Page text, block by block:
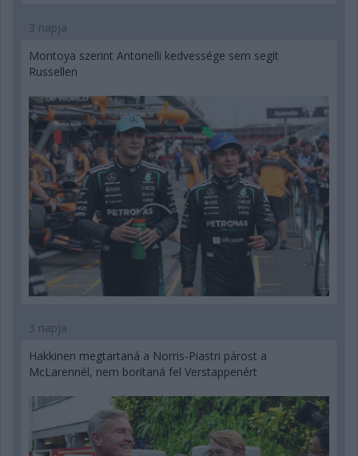
3 napja
Montoya szerint Antonelli kedvessége sem segít
Russellen
3 napja
Hakkinen megtartaná a Norris-Piastri párost a
McLarennél, nem borítaná fel Verstappenért